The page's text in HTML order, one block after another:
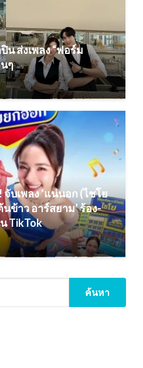
น ส่งเพลง “ฟอร์ม
ๆ
บเพลง ‘แน่นอก (ไชโย
นข้าว อาร์สยาม’ ร้อง-
TikTok